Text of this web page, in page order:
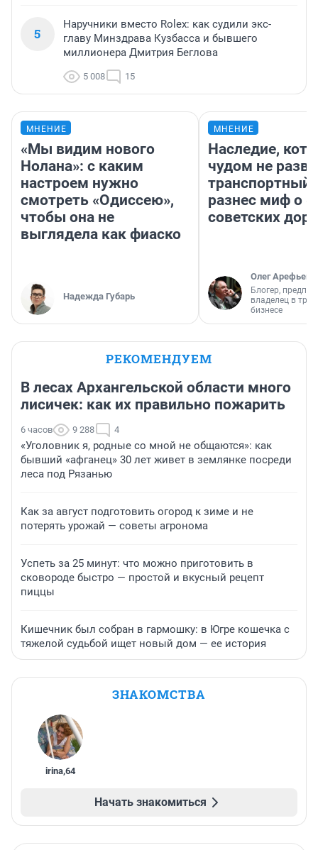
5
Наручники вместо Rolex: как судили экс-
главу Минздрава Кузбасса и бывшего
миллионера Дмитрия Беглова
5 008 15
МНЕНИЕ
«Мы видим нового
Нолана»: с каким
настроем нужно
смотреть «Одиссею»,
чтобы она не
выглядела как фиаско
Надежда Губарь
МНЕНИЕ
Наследие,
чудом не
транспортный
разнес миф о
советских
Олег Арефьев
Блогер,
владелец в
бизнесе
РЕКОМЕНДУЕМ
В лесах Архангельской области много
лисичек: как их правильно пожарить
6 часов 9 288 4
«Уголовник я, родные со мной не общаются»: как
бывший «афганец» 30 лет живет в землянке посреди
леса под Рязанью
Как за август подготовить огород к зиме и не
потерять урожай — советы агронома
Успеть за 25 минут: что можно приготовить в
сковороде быстро — простой и вкусный рецепт
пиццы
Кишечник был собран в гармошку: в Югре кошечка с
тяжелой судьбой ищет новый дом — ее история
ЗНАКОМСТВА
irina,64
Начать знакомиться